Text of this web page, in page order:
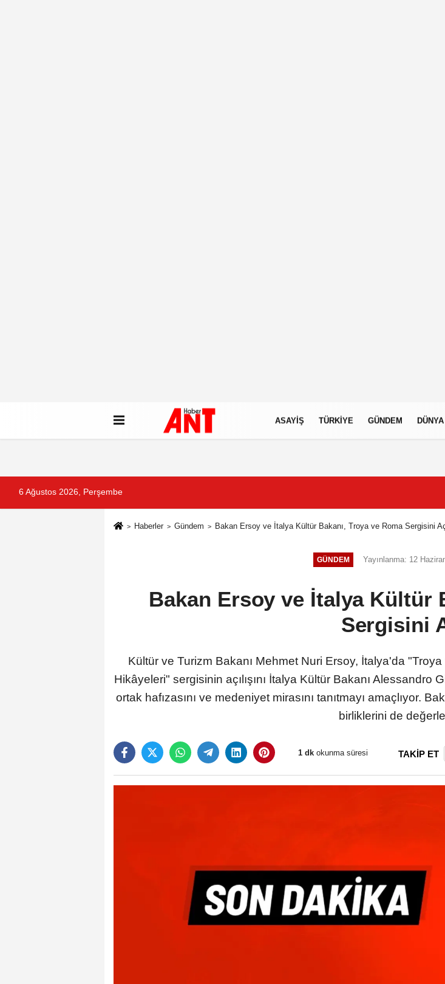
ASAYIŞ TÜRKIYE GÜNDEM DÜNYA
6 Ağustos 2026, Perşembe
Haberler Gündem Bakan Ersoy ve İtalya Kültür Bakanı, Troya ve Roma Sergisini
GÜNDEM Yayınlanma: 12
Bakan Ersoy ve İtalya Kültür
Sergisini
Kültür ve Turizm Bakanı Mehmet Nuri Ersoy, İtalya'da
Hikâyeleri" sergisinin açılışını İtalya Kültür Bakanı
ortak hafızasını ve medeniyet mirasını tanıtmayı amaçlıyor.
birliklerini de
1 dk okunma süresi TAKİP ET